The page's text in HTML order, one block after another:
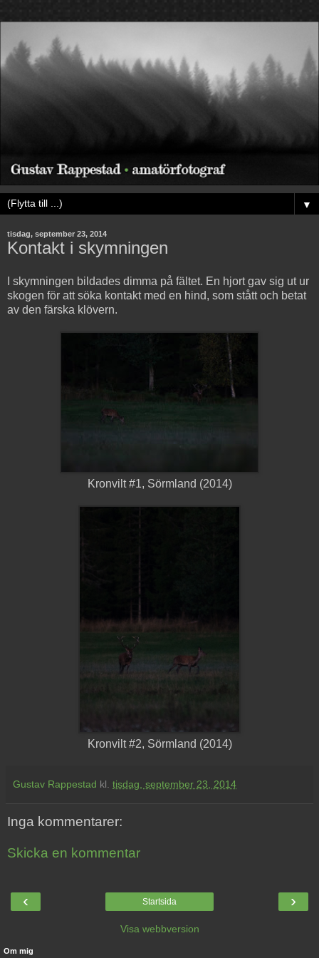
▼
tisdag, september 23, 2014
Kontakt i skymningen
I skymningen bildades dimma på fältet. En hjort gav sig ut ur
skogen för att söka kontakt med en hind, som stått och betat
av den färska klövern.
Kronvilt #1, Sörmland (2014)
Kronvilt #2, Sörmland (2014)
Gustav Rappestad kl. tisdag, september 23, 2014
Inga kommentarer:
Skicka en kommentar
‹ ›
Startsida
Visa webbversion
Om mig